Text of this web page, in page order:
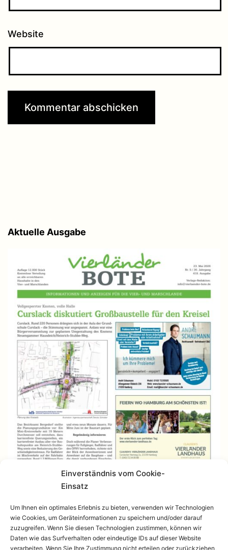
Einverständnis vom Cookie-
Einsatz
Um Ihnen ein optimales Erlebnis zu bieten, verwenden wir Technologien
wie Cookies, um Geräteinformationen zu speichern und/oder darauf
zuzugreifen. Wenn Sie diesen Technologien zustimmen, können wir
Daten wie das Surfverhalten oder eindeutige IDs auf dieser Website
verarbeiten. Wenn Sie Ihre Zustimmung nicht erteilen oder zurückziehen,
Website
Aktuelle Ausgabe